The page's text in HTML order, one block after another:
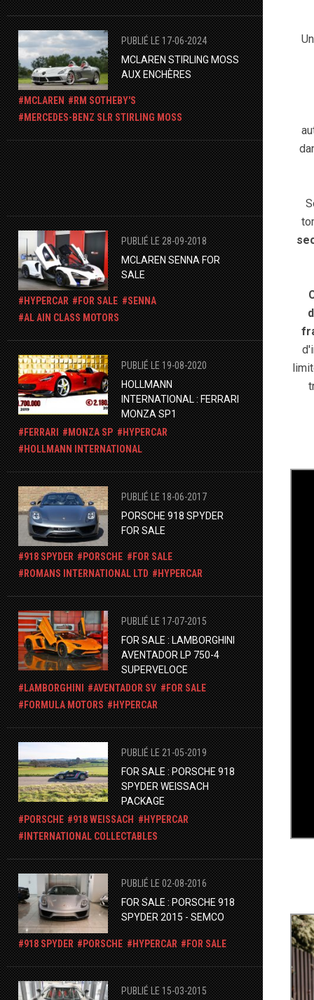
PUBLIÉ LE 17-06-2024
MCLAREN STIRLING MOSS
AUX ENCHÈRES
MCLAREN
RM SOTHEBY'S
​MERCEDES-BENZ SLR STIRLING MOSS
PUBLIÉ LE 28-09-2018
MCLAREN SENNA FOR
SALE
HYPERCAR FOR SALE
SENNA
AL AIN CLASS MOTORS
PUBLIÉ LE 19-08-2020
HOLLMANN
INTERNATIONAL : FERRARI
MONZA SP1
FERRARI
MONZA SP
HYPERCAR
HOLLMANN INTERNATIONAL
PUBLIÉ LE 18-06-2017
PORSCHE 918 SPYDER
FOR SALE
918 SPYDER PORSCHE
FOR SALE
ROMANS INTERNATIONAL LTD
HYPERCAR
PUBLIÉ LE 17-07-2015
FOR SALE : LAMBORGHINI
AVENTADOR LP 750-4
SUPERVELOCE
LAMBORGHINI
AVENTADOR SV
FOR SALE
FORMULA MOTORS
HYPERCAR
PUBLIÉ LE 21-05-2019
FOR SALE : PORSCHE 918
SPYDER WEISSACH
PACKAGE
PORSCHE
918 WEISSACH
HYPERCAR
INTERNATIONAL COLLECTABLES
PUBLIÉ LE 02-08-2016
FOR SALE : PORSCHE 918
SPYDER 2015 - SEMCO
918 SPYDER PORSCHE HYPERCAR FOR SALE
PUBLIÉ LE 15-03-2015